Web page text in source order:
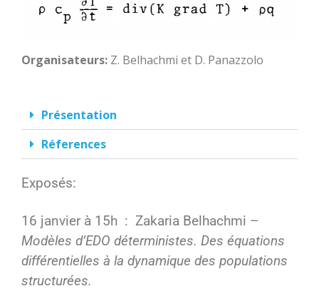
Organisateurs: Z. Belhachmi et D. Panazzolo
Présentation
Réferences
Exposés:
16 janvier à 15h : Zakaria Belhachmi –
Modèles d’EDO déterministes. Des équations
différentielles à la dynamique des populations
structurées.